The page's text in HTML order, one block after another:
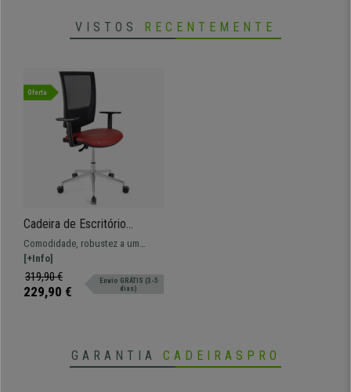
VISTOS RECENTEMENTE
Oferta
Cadeira de Escritório
PANDORA PRO PELE,
Braços ajustáveis, Base
Metálica, Bom acolchoado,
Vermelho
Comodidade, robustez a um
preço imbatível. Este modelo
oferece um excelente descanso
para o seu dia a dia, várias cores
disponíveis
[+Info]
319,90 €
229,90 €
Envio GRÁTIS (3-5
dias)
GARANTIA CADEIRASPRO